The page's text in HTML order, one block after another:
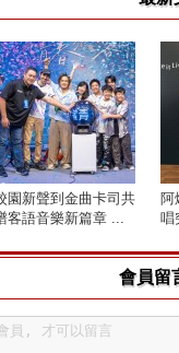
園新聲到金曲卡司共
客語音樂新篇章 ...
阿
唱
會員留